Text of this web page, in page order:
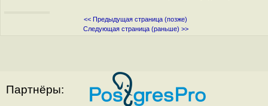
<< Предыдущая страница (позже)
Следующая страница (раньше) >>
Партнёры: